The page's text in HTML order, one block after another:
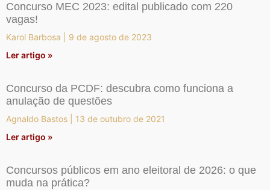
Concurso MEC 2023: edital publicado com 220
vagas!
Karol Barbosa
9 de agosto de 2023
Ler artigo »
Concurso da PCDF: descubra como funciona a
anulação de questões
Agnaldo Bastos
13 de outubro de 2021
Ler artigo »
Concursos públicos em ano eleitoral de 2026: o que
muda na prática?